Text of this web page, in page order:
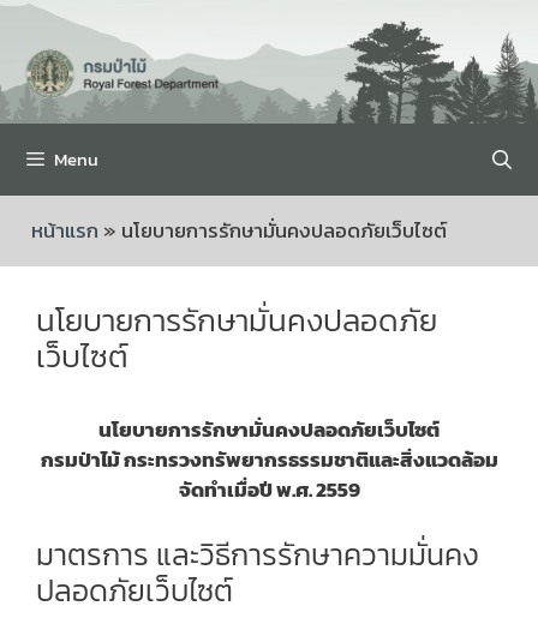
Menu
หน้าแรก » นโยบายการรักษามั่นคงปลอดภัยเว็บไซต์
นโยบายการรักษามั่นคงปลอดภัย
เว็บไซต์
นโยบายการรักษามั่นคงปลอดภัยเว็บไซต์
กรมป่าไม้ กระทรวงทรัพยากรธรรมชาติและสิ่งแวดล้อม
จัดทำเมื่อปี พ.ศ. 2559
มาตรการ และวิธีการรักษาความมั่นคง
ปลอดภัยเว็บไซต์